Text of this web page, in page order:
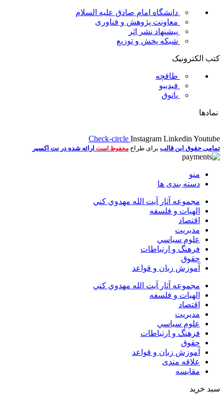
دانشگاه امام صادق علیه السلام
معاونت پژوهش و فناوری
پیشنهاد نشر اثر
شبکه پخش و توزیع
کتب الکترونیک
طاقچه
فیدیبو
پاتوق
نمادها
Check-circle Instagram Linkedin Youtube
تمامی حقوق این قالب برای طراح محفوظ است ارائه شده در نت اکسیر
منو
دسته بندی ها
مجموعه آثار آيت الله مهدوي كني
الهیات و فلسفه
اقتصاد
مديريت
علوم سياسي
فرهنگ و ارتباطات
حقوق
آموزش زبان و قواعد
مجموعه آثار آيت الله مهدوي كني
الهیات و فلسفه
اقتصاد
مديريت
علوم سياسي
فرهنگ و ارتباطات
حقوق
آموزش زبان و قواعد
علاقه مندی
مقایسه
سبد خرید